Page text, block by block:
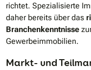
richtet. Spezialisierte
daher bereits über das
Branchenkenntnisse
Gewerbeimmobilien.
Markt- und